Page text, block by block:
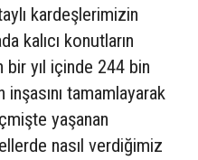
kardeşlerimizin
kalıcı konutların
bir yıl içinde 244 bin
tamamlayarak
yaşanan
nasıl verdiğimiz